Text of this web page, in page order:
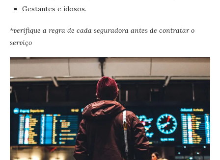
Gestantes e idosos.
*verifique a regra de cada seguradora antes de contratar o
serviço